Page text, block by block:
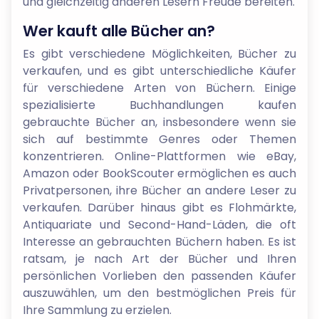
Wer kauft alle Bücher an?
Es gibt verschiedene Möglichkeiten, Bücher zu
verkaufen, und es gibt unterschiedliche Käufer
für verschiedene Arten von Büchern. Einige
spezialisierte Buchhandlungen kaufen
gebrauchte Bücher an, insbesondere wenn sie
sich auf bestimmte Genres oder Themen
konzentrieren. Online-Plattformen wie eBay,
Amazon oder BookScouter ermöglichen es auch
Privatpersonen, ihre Bücher an andere Leser zu
verkaufen. Darüber hinaus gibt es Flohmärkte,
Antiquariate und Second-Hand-Läden, die oft
Interesse an gebrauchten Büchern haben. Es ist
ratsam, je nach Art der Bücher und Ihren
persönlichen Vorlieben den passenden Käufer
auszuwählen, um den bestmöglichen Preis für
Ihre Sammlung zu erzielen.